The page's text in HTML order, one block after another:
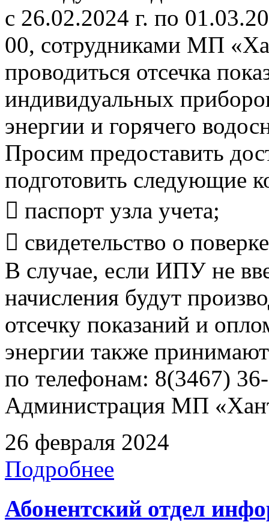
с 26.02.2024 г. по
00, сотрудниками МП
проводиться отсечка
индивидуальных
энергии и горячего
Просим предоставить
подготовить следующие
 паспорт узла учета;
 свидетельство о
В случае, если ИПУ не
начисления будут
отсечку показаний и
энергии также
по телефонам: 8(3467)
Администрация МП
26 февраля 2024
Подробнее
Абонентский отдел